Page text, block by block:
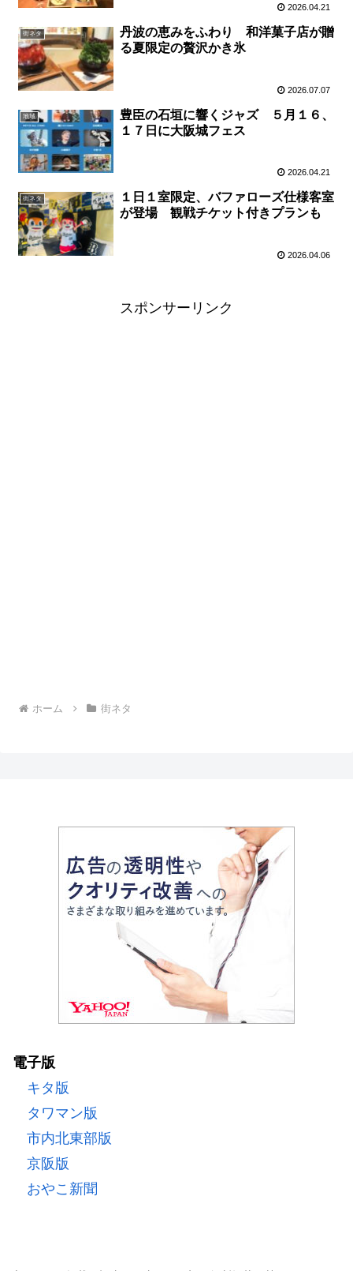
2026.04.21
街ネタ
丹波の恵みをふわり 和洋菓子店が贈
る夏限定の贅沢かき氷
2026.07.07
地域
豊臣の石垣に響くジャズ ５月１６、
１７日に大阪城フェス
2026.04.21
街ネタ
１日１室限定、バファローズ仕様客室
が登場 観戦チケット付きプランも
2026.04.06
スポンサーリンク
ホーム 街ネタ
電子版
キタ版
タワマン版
市内北東部版
京阪版
おやこ新聞